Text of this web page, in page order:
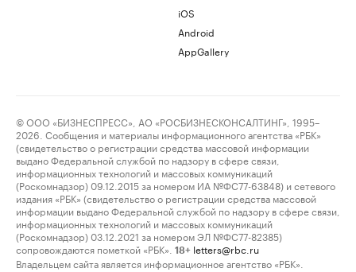
iOS
Android
AppGallery
© ООО «БИЗНЕСПРЕСС», АО «РОСБИЗНЕСКОНСАЛТИНГ», 1995–
2026. Сообщения и материалы информационного агентства «РБК»
(свидетельство о регистрации средства массовой информации
выдано Федеральной службой по надзору в сфере связи,
информационных технологий и массовых коммуникаций
(Роскомнадзор) 09.12.2015 за номером ИА №ФС77-63848) и сетевого
издания «РБК» (свидетельство о регистрации средства массовой
информации выдано Федеральной службой по надзору в сфере связи,
информационных технологий и массовых коммуникаций
(Роскомнадзор) 03.12.2021 за номером ЭЛ №ФС77-82385)
сопровождаются пометкой «РБК».
18+ letters@rbc.ru
Владельцем сайта является информационное агентство «РБК».